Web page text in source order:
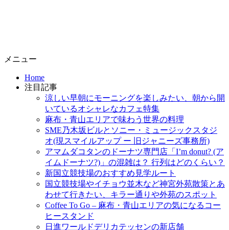
メニュー
テ
ン
ツ
ス
キ
プ
Home
注目記事
涼しい早朝にモーニングを楽しみたい、朝から開
いているオシャレなカフェ特集
麻布・青山エリアで味わう世界の料理
SME乃木坂ビルとソニー・ミュージックスタジ
オ(現スマイルアップ ー 旧ジャニーズ事務所)
アマムダコタンのドーナツ専門店「I’m donut? (ア
イムドーナツ?)」の混雑は？ 行列はどのくらい？
新国立競技場のおすすめ見学ルート
国立競技場やイチョウ並木など神宮外苑散策とあ
わせて行きたい、キラー通りや外苑のスポット
Coffee To Go – 麻布・青山エリアの気になるコー
ヒースタンド
日進ワールドデリカテッセンの新店舗